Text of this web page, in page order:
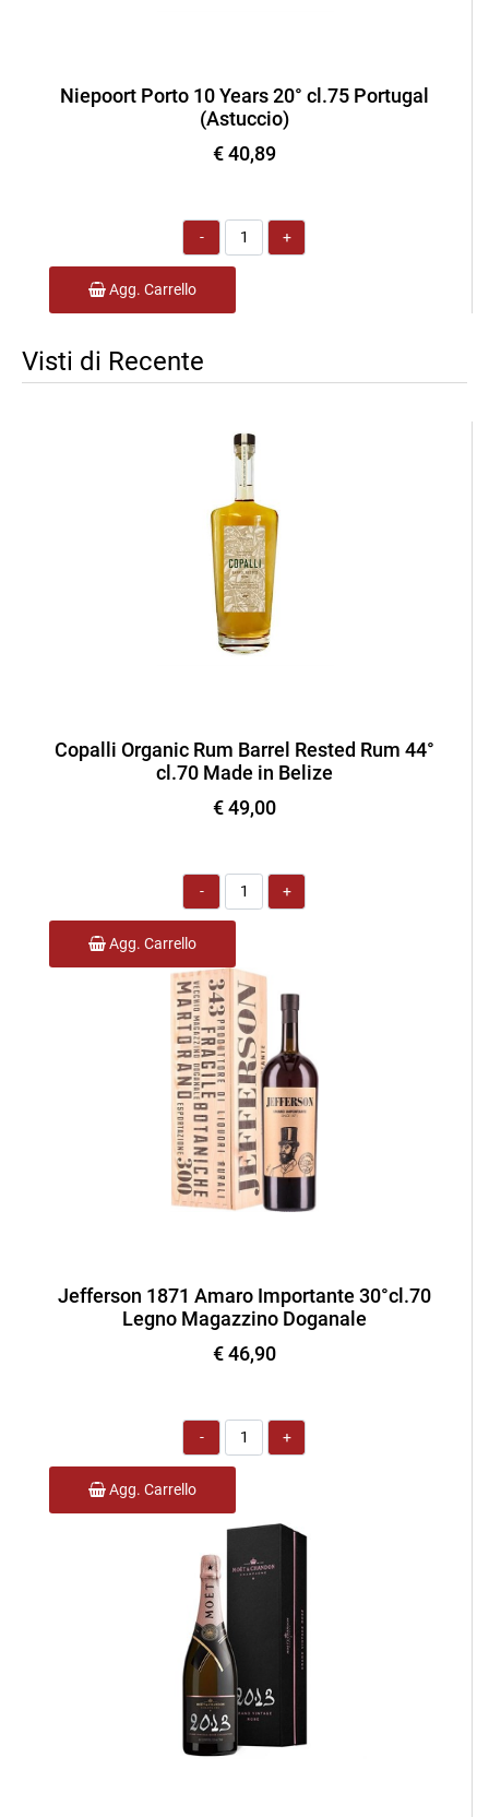
Niepoort Porto 10 Years 20° cl.75 Portugal
(Astuccio)
€ 40,89
Quantità
Agg. Carrello
Visti di Recente
Copalli Organic Rum Barrel Rested Rum 44°
cl.70 Made in Belize
€ 49,00
Quantità
Agg. Carrello
Jefferson 1871 Amaro Importante 30°cl.70
Legno Magazzino Doganale
€ 46,90
Quantità
Agg. Carrello